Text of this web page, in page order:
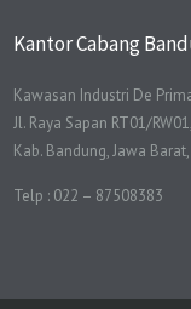
Kantor Cabang
Kawasan Industri De
Jl. Raya Sapan RT01/
Kab. Bandung, Jawa
Telp : 022 – 87508383